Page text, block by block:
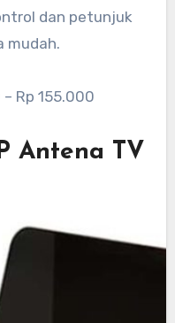
dan petunjuk
mudah.
Rp 155.000
Antena TV